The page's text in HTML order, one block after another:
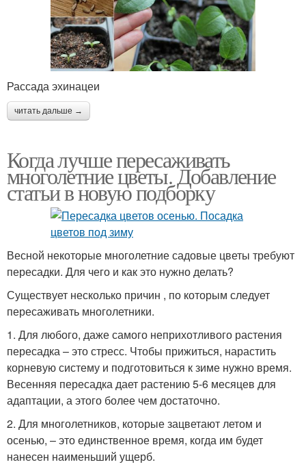
Рассада эхинацеи
читать дальше →
Когда лучше пересаживать
многолетние цветы. Добавление
статьи в новую подборку
Весной некоторые многолетние садовые цветы требуют
пересадки. Для чего и как это нужно делать?
Существует несколько причин , по которым следует
пересаживать многолетники.
1. Для любого, даже самого неприхотливого растения
пересадка – это стресс. Чтобы прижиться, нарастить
корневую систему и подготовиться к зиме нужно время.
Весенняя пересадка дает растению 5-6 месяцев для
адаптации, а этого более чем достаточно.
2. Для многолетников, которые зацветают летом и
осенью, – это единственное время, когда им будет
нанесен наименьший ущерб.